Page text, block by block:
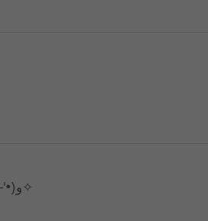
没有对比就没有伤害|•'-'•)و✧